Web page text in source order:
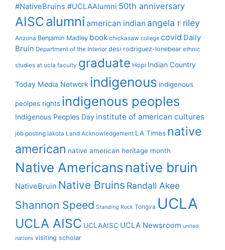
#NativeBruins #UCLAAlumni 50th anniversary
AISCalumni american indian angela r riley
Arizona Benjamin Madley book chickasaw college covid Daily
Bruin Department of the Interior desi rodriguez-lonebear ethnic
studies at ucla faculty graduate Hopi Indian Country
Today Media Network indigenous indigenous
peolpes rights indigenous peoples
Indigenous Peoples Day institute of american cultures
job posting lakota Land Acknowledgement LA Times native
american native american heritage month
Native Americansnative bruin
NativeBruin Native Bruins Randall Akee
Shannon Speed Standing Rock Tongva UCLA
UCLA AISC UCLAAISC UCLA Newsroom united
nations visiting scholar